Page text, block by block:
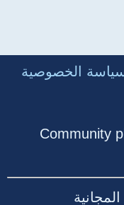
الخصوصية
Community